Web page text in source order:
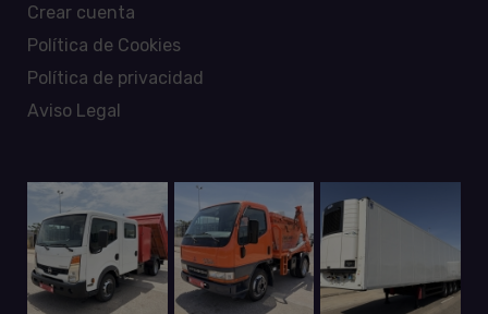
Crear cuenta
Política de Cookies
Política de privacidad
Aviso Legal